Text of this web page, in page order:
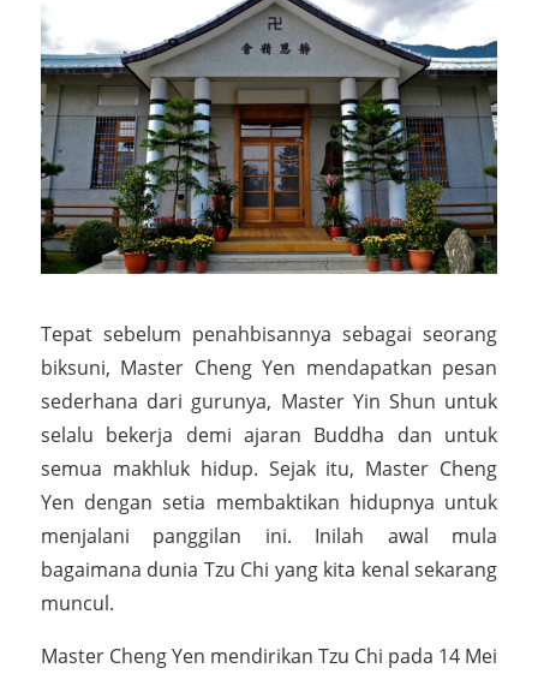
Tepat sebelum penahbisannya sebagai seorang
biksuni, Master Cheng Yen mendapatkan pesan
sederhana dari gurunya, Master Yin Shun untuk
selalu bekerja demi ajaran Buddha dan untuk
semua makhluk hidup. Sejak itu, Master Cheng
Yen dengan setia membaktikan hidupnya untuk
menjalani panggilan ini. Inilah awal mula
bagaimana dunia Tzu Chi yang kita kenal sekarang
muncul.
Master Cheng Yen mendirikan Tzu Chi pada 14 Mei